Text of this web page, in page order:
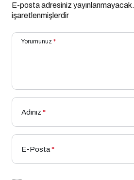
E-posta adresiniz yayınlanmayacak.
işaretlenmişlerdir
Yorumunuz *
Adınız *
E-Posta*